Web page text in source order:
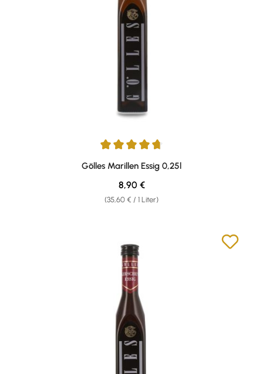
Durchschnittliche Bewertung von 4.83 von 5 Sternen
Gölles Marillen Essig 0,25l
(35,60 € / 1 Liter)
Regulärer Preis:
8,90 €